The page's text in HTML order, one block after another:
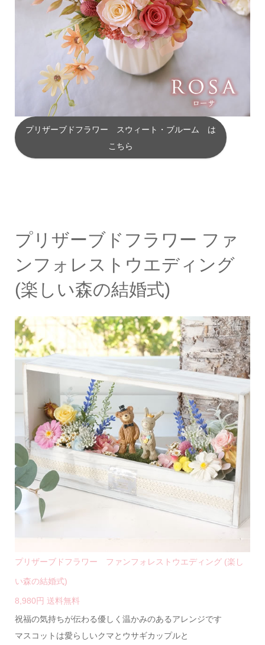
プリザーブドフラワー スウィート・ブルーム は
こちら
プリザーブドフラワー ファ
ンフォレストウエディング
(楽しい森の結婚式)
プリザーブドフラワー ファンフォレストウエディング (楽し
い森の結婚式)
8,980円 送料無料
祝福の気持ちが伝わる優しく温かみのあるアレンジです
マスコットは愛らしいクマとウサギカップルと